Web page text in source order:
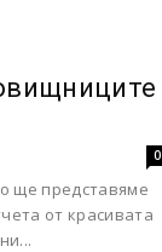
0
ще представяме
от красивата